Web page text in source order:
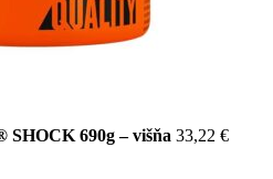
SHOCK 690g – višňa 33,22 €